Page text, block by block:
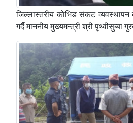
जिल्लास्तरीय काेभिड संकट
गर्दै माननीय मुख्यमन्त्री श्री पृथ्वीसुब्बा